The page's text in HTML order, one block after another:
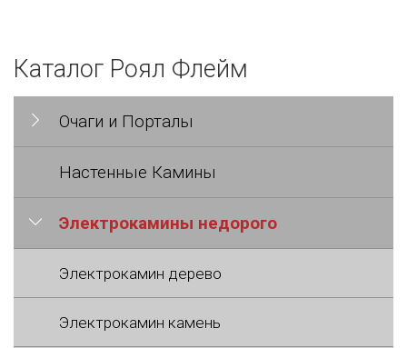
Каталог Роял Флейм
Очаги и Порталы
Настенные Камины
Электрокамины недорого
Электрокамин дерево
Электрокамин камень